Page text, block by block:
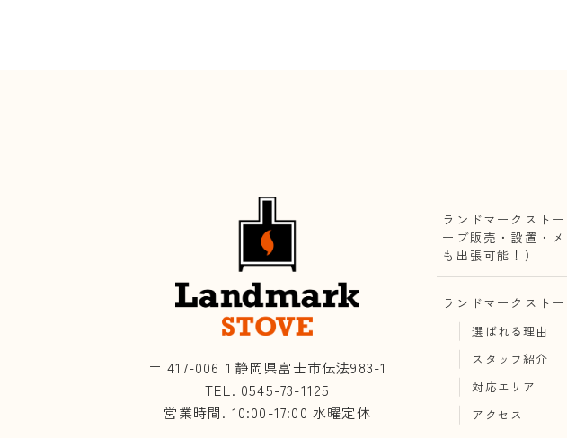
〒 417-006１静岡県富士市伝法983-1
TEL. 0545-73-1125
営業時間. 10:00-17:00 水曜定休
ランドマークスト
ーブ販売・設置・
も出張可能！）
ランドマークスト
選ばれる理由
スタッフ紹介
対応エリア
アクセス